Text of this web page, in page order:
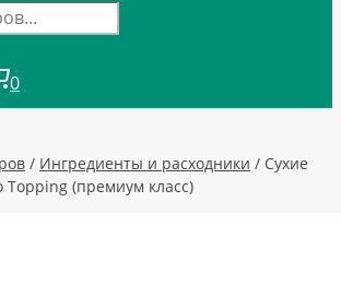
0
/ Ингредиенты и расходники / Сухие
Topping (премиум класс)